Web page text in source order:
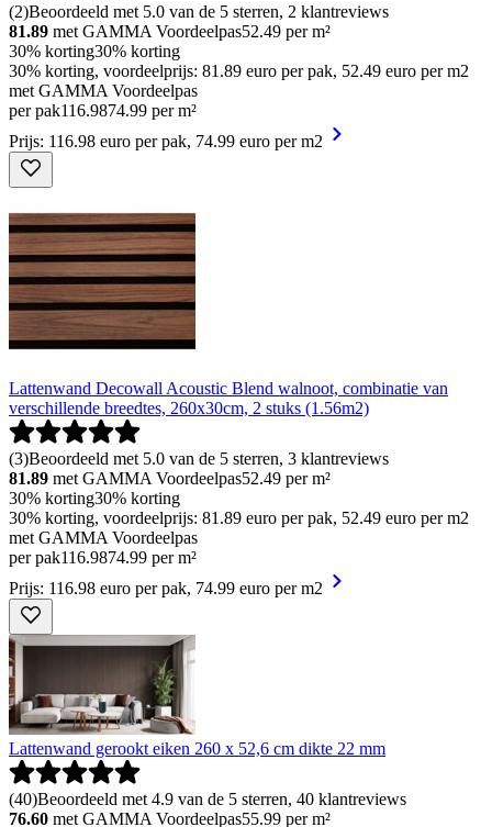
(2)Beoordeeld met 5.0 van de 5 sterren, 2 klantreviews
81.89 met GAMMA Voordeelpas52.49 per m²
30% korting30% korting
30% korting, voordeelprijs: 81.89 euro per pak, 52.49 euro per m2
met GAMMA Voordeelpas
per pak116.9874.99 per m²
Prijs: 116.98 euro per pak, 74.99 euro per m2
Lattenwand Decowall Acoustic Blend walnoot, combinatie van
verschillende breedtes, 260x30cm, 2 stuks (1.56m2)
(3)Beoordeeld met 5.0 van de 5 sterren, 3 klantreviews
81.89 met GAMMA Voordeelpas52.49 per m²
30% korting30% korting
30% korting, voordeelprijs: 81.89 euro per pak, 52.49 euro per m2
met GAMMA Voordeelpas
per pak116.9874.99 per m²
Prijs: 116.98 euro per pak, 74.99 euro per m2
Lattenwand gerookt eiken 260 x 52,6 cm dikte 22 mm
(40)Beoordeeld met 4.9 van de 5 sterren, 40 klantreviews
76.60 met GAMMA Voordeelpas55.99 per m²